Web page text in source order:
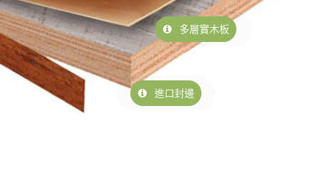
多層實木板
進口封邊